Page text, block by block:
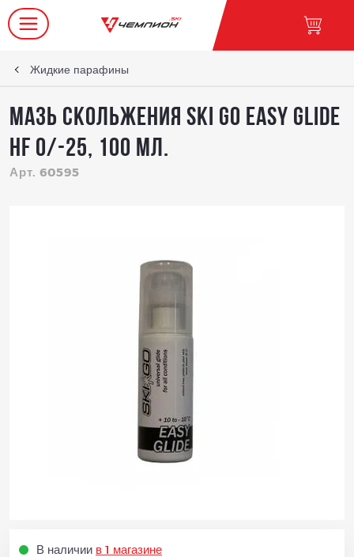
Жидкие парафины
Мазь скольжения SKI GO EASY GLIDE
HF 0/-25, 100 мл.
Арт. 60595
В наличии в 1 магазине